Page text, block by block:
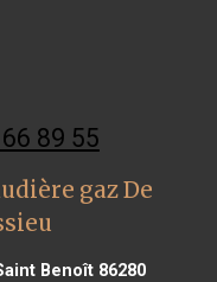
89 55
gaz De
Benoît 86280